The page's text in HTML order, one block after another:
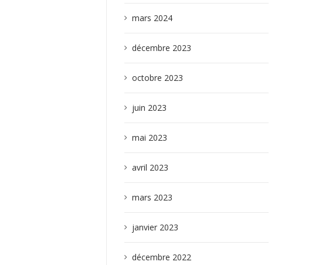
mars 2024
décembre 2023
octobre 2023
juin 2023
mai 2023
avril 2023
mars 2023
janvier 2023
décembre 2022